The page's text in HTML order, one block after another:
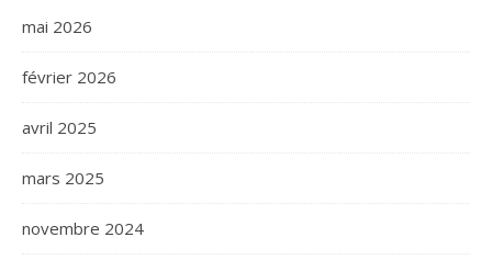
mai 2026
février 2026
avril 2025
mars 2025
novembre 2024